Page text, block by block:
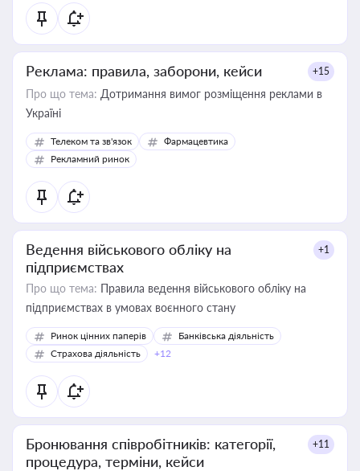
Реклама: правила, заборони, кейси +15
Про що тема: Дотримання вимог розміщення реклами в
Україні
Телеком та зв'язок
Фармацевтика
Рекламний ринок
Ведення військового обліку на
підприємствах
+1
Про що тема: Правила ведення військового обліку на
підприємствах в умовах воєнного стану
Ринок цінних паперів
Банківська діяльність
Страхова діяльність
+12
Бронювання співробітників: категорії,
процедура, терміни, кейси
+11